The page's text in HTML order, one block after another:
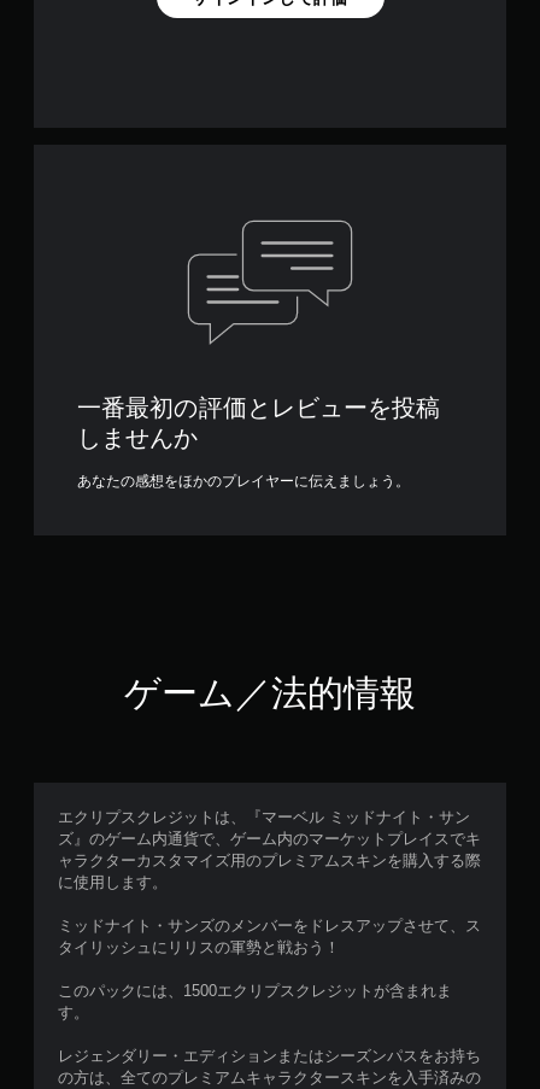
一番最初の評価とレビューを投稿
しませんか
あなたの感想をほかのプレイヤーに伝えましょう。
ゲーム／法的情報
エクリプスクレジットは、『マーベル ミッドナイト・サン
ズ』のゲーム内通貨で、ゲーム内のマーケットプレイスでキ
ャラクターカスタマイズ用のプレミアムスキンを購入する際
に使用します。
ミッドナイト・サンズのメンバーをドレスアップさせて、ス
タイリッシュにリリスの軍勢と戦おう！
このパックには、1500エクリプスクレジットが含まれま
す。
レジェンダリー・エディションまたはシーズンパスをお持ち
の方は、全てのプレミアムキャラクタースキンを入手済みの